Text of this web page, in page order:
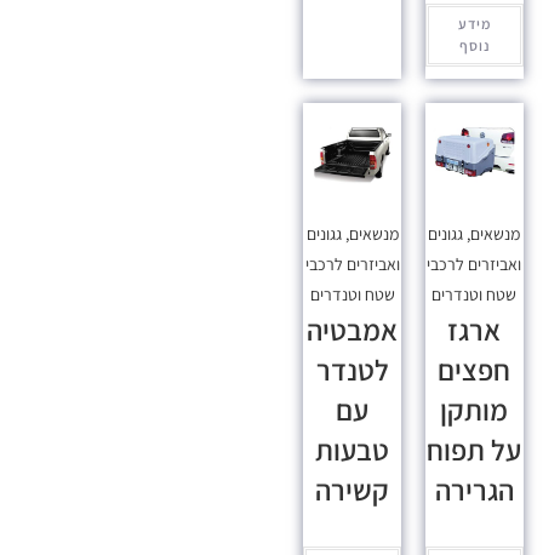
מידע
נוסף
מנשאים, גגונים
ואביזרים לרכבי
שטח וטנדרים
ארגז
חפצים
מותקן
על תפוח
הגרירה
מנשאים, גגונים
ואביזרים לרכבי
שטח וטנדרים
אמבטיה
לטנדר
עם
טבעות
קשירה